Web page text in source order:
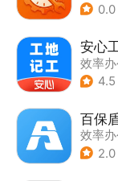
0.0
安心
效率
4.5
百保
效率
2.0